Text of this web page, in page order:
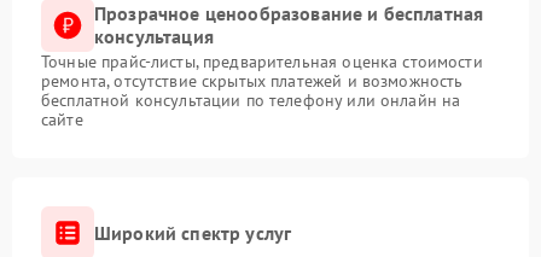
Прозрачное ценообразование и бесплатная
консультация
Точные прайс-листы, предварительная оценка стоимости
ремонта, отсутствие скрытых платежей и возможность
бесплатной консультации по телефону или онлайн на
сайте
Широкий спектр услуг